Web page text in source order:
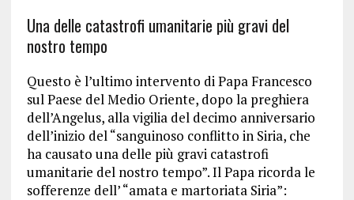
Una delle catastrofi umanitarie più gravi del
nostro tempo
Questo è l’ultimo intervento di Papa Francesco
sul Paese del Medio Oriente, dopo la preghiera
dell’Angelus, alla vigilia del decimo anniversario
dell’inizio del “sanguinoso conflitto in Siria, che
ha causato una delle più gravi catastrofi
umanitarie del nostro tempo”. Il Papa ricorda le
sofferenze dell’ “amata e martoriata Siria”: